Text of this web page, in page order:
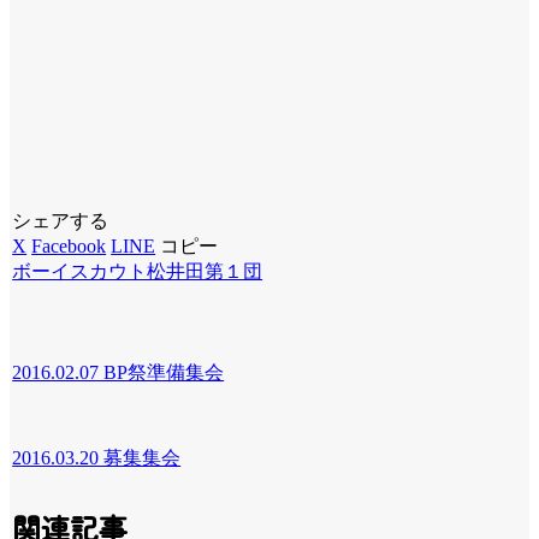
シェアする
X Facebook LINE コピー
ボーイスカウト松井田第１団
2016.02.07 BP祭準備集会
2016.03.20 募集集会
関連記事